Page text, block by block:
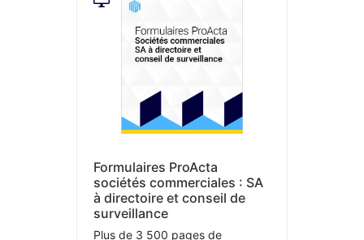
Formulaires ProActa
sociétés commerciales : SA
à directoire et conseil de
surveillance
Plus de 3 500 pages de